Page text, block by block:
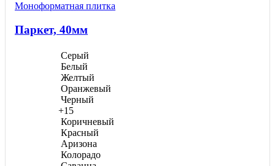
Моноформатнaя плитка
Паркет, 40мм
Серый
Белый
Желтый
Оранжевый
Черный
+15
Коричневый
Красный
Аризона
Колорадо